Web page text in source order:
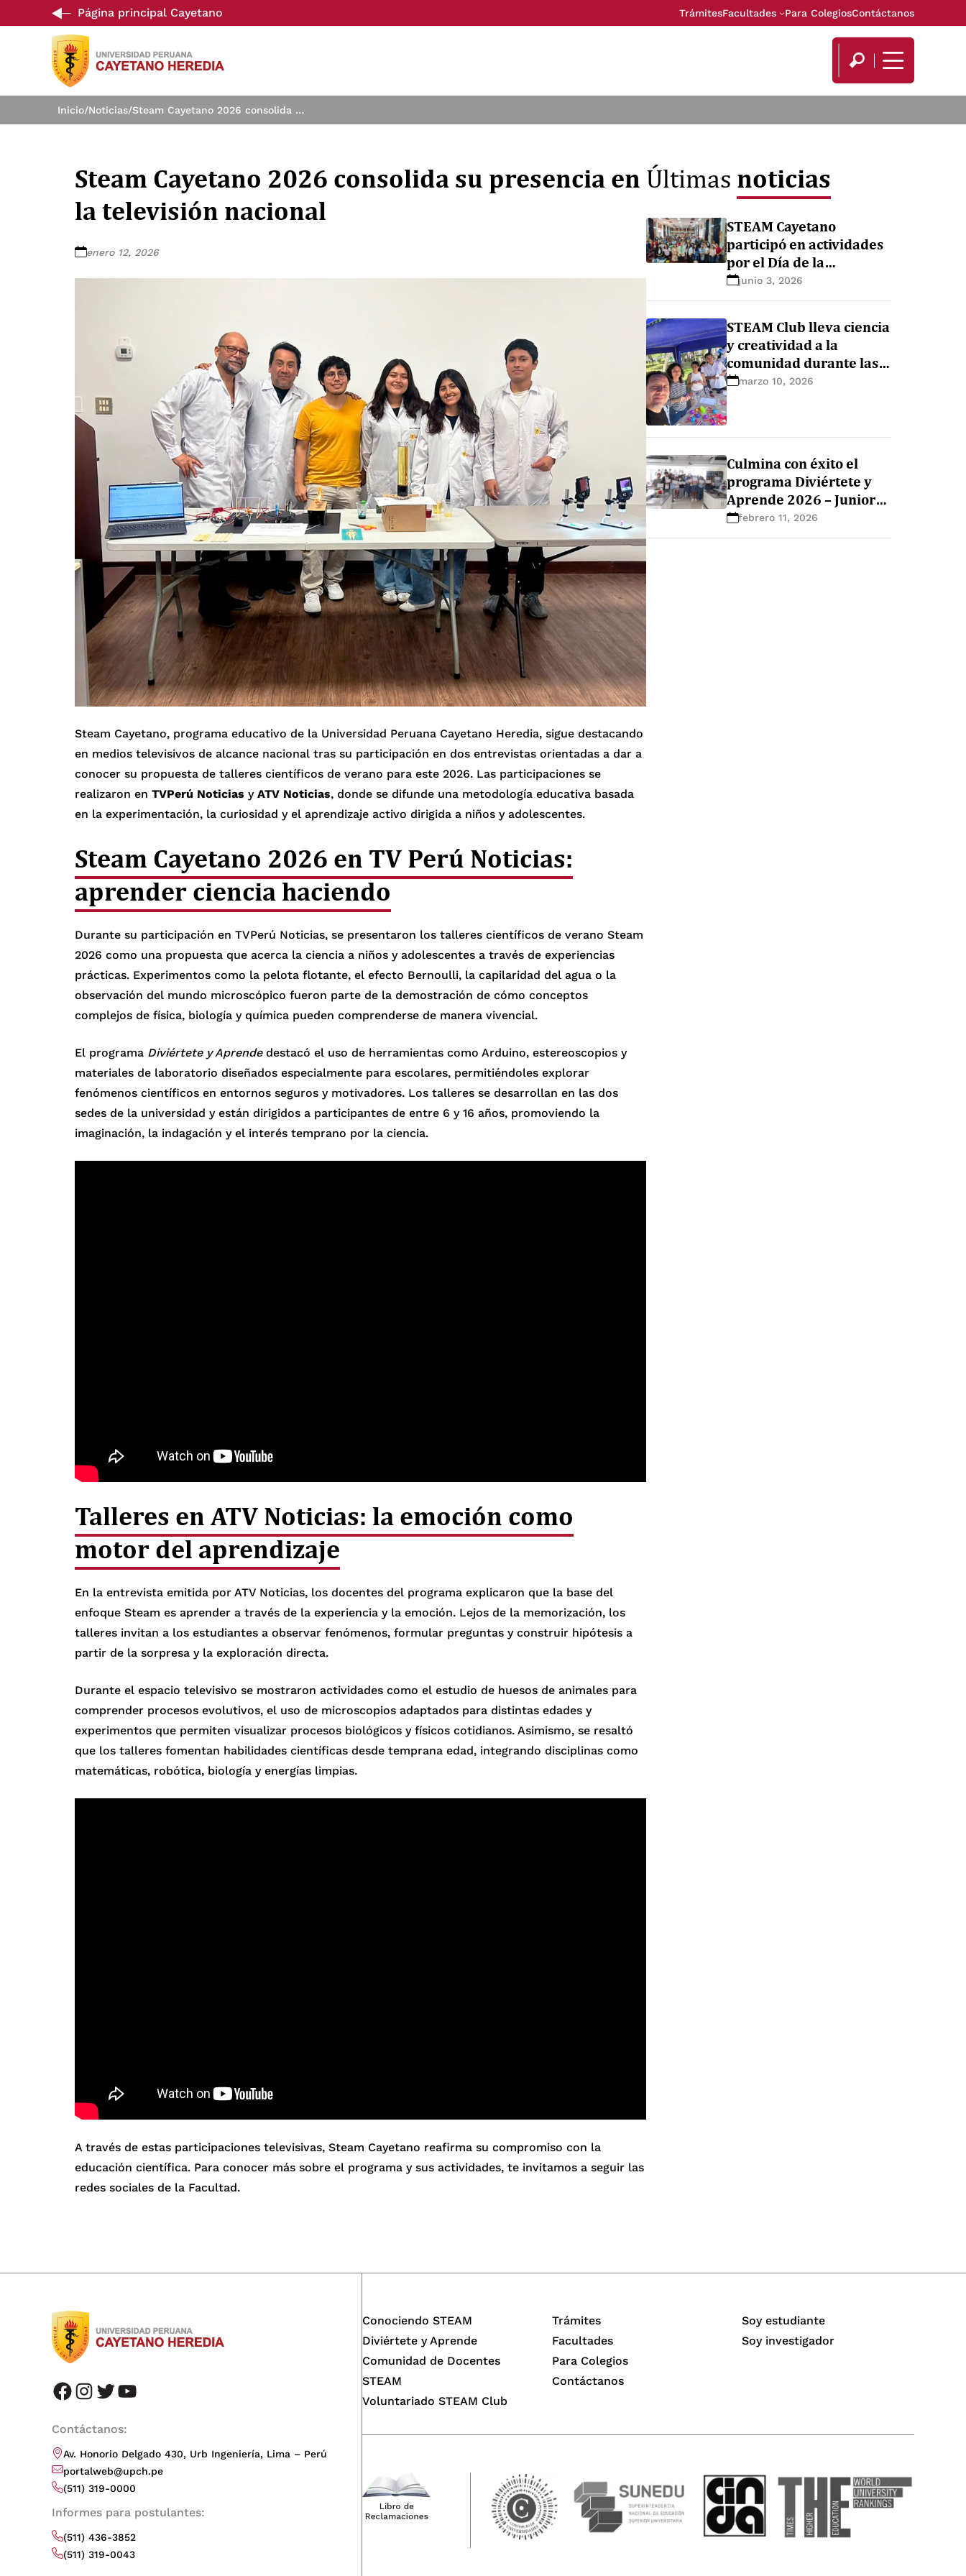
Página principal Cayetano TrámitesFacultades Para ColegiosContáctanos
Inicio/Noticias/ Steam Cayetano 2026 consolida su presencia en la televisión nacional
Steam Cayetano 2026 consolida su presencia en
la televisión nacional
enero 12, 2026
Steam Cayetano, programa educativo de la Universidad Peruana Cayetano Heredia, sigue destacando
en medios televisivos de alcance nacional tras su participación en dos entrevistas orientadas a dar a
conocer su propuesta de talleres científicos de verano para este 2026. Las participaciones se
realizaron en TVPerú Noticias y ATV Noticias, donde se difunde una metodología educativa basada
en la experimentación, la curiosidad y el aprendizaje activo dirigida a niños y adolescentes.
Steam Cayetano 2026 en TV Perú Noticias:
aprender ciencia haciendo
Durante su participación en TVPerú Noticias, se presentaron los talleres científicos de verano Steam
2026 como una propuesta que acerca la ciencia a niños y adolescentes a través de experiencias
prácticas. Experimentos como la pelota flotante, el efecto Bernoulli, la capilaridad del agua o la
observación del mundo microscópico fueron parte de la demostración de cómo conceptos
complejos de física, biología y química pueden comprenderse de manera vivencial.
El programa Diviértete y Aprendedestacó el uso de herramientas como Arduino, estereoscopios y
materiales de laboratorio diseñados especialmente para escolares, permitiéndoles explorar
fenómenos científicos en entornos seguros y motivadores. Los talleres se desarrollan en las dos
sedes de la universidad y están dirigidos a participantes de entre 6 y 16 años, promoviendo la
imaginación, la indagación y el interés temprano por la ciencia.
Talleres en ATV Noticias: la emoción como
motor del aprendizaje
En la entrevista emitida por ATV Noticias, los docentes del programa explicaron que la base del
enfoque Steam es aprender a través de la experiencia y la emoción. Lejos de la memorización, los
talleres invitan a los estudiantes a observar fenómenos, formular preguntas y construir hipótesis a
partir de la sorpresa y la exploración directa.
Durante el espacio televisivo se mostraron actividades como el estudio de huesos de animales para
comprender procesos evolutivos, el uso de microscopios adaptados para distintas edades y
experimentos que permiten visualizar procesos biológicos y físicos cotidianos. Asimismo, se resaltó
que los talleres fomentan habilidades científicas desde temprana edad, integrando disciplinas como
matemáticas, robótica, biología y energías limpias.
A través de estas participaciones televisivas, Steam Cayetano reafirma su compromiso con la
educación científica. Para conocer más sobre el programa y sus actividades, te invitamos a seguir las
redes sociales de la Facultad.
Últimas noticias
STEAM Cayetano
participó en actividades
por el Día de la
Educación Inicial
junio 3, 2026
STEAM Club lleva ciencia
y creatividad a la
comunidad durante las
actividades de verano
marzo 10, 2026
Culmina con éxito el
programa Diviértete y
Aprende 2026 – Junior
en la Facultad de
Ciencias e Ingeniería de
febrero 11, 2026
facebook instagram twitter youtube
Contáctanos:
Av. Honorio Delgado 430, Urb Ingeniería, Lima – Perú
portalweb@upch.pe
(511) 319-0000
Informes para postulantes:
(511) 436-3852
(511) 319-0043
Conociendo STEAM
Diviértete y Aprende
Comunidad de Docentes
STEAM
Voluntariado STEAM Club
Trámites
Facultades
Para Colegios
Contáctanos
Soy estudiante
Soy investigador